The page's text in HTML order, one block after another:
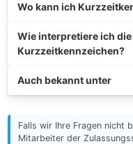
Wo kann ich
Wie interpretiere ich
Kurzzeitkennzeichen?
Auch bekannt unter
Falls wir Ihre Fragen nicht
Mitarbeiter der